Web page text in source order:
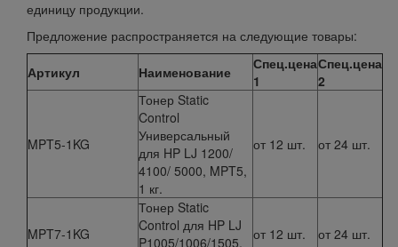
единицу продукции.
Предложение распространяется на следующие товары:
Артикул Наименование
Спец.цена
1
Спец.цена
2
MPT5-1KG
Тонер Static
Control
Универсальный
для HP LJ 1200/
4100/ 5000, MPT5,
1 кг.
от 12 шт. от 24 шт.
MPT7-1KG
Тонер Static
Control для HP LJ
P1005/1006/1505,
от 12 шт. от 24 шт.